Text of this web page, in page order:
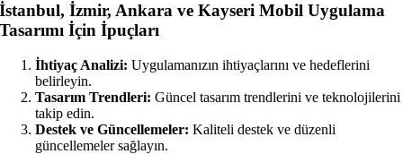
İstanbul, İzmir, Ankara ve Kayseri Mobil Uygulama
Tasarımı İçin İpuçları
İhtiyaç Analizi: Uygulamanızın ihtiyaçlarını ve hedeflerini
belirleyin.
Tasarım Trendleri: Güncel tasarım trendlerini ve teknolojilerini
takip edin.
Destek ve Güncellemeler: Kaliteli destek ve düzenli
güncellemeler sağlayın.